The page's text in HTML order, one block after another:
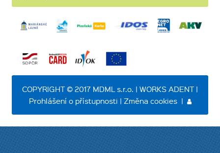
COPYRIGHT © 2017 MDML s.r.o. | WORKS ADENT |
Prohlášení o přístupnosti | Změna cookies|